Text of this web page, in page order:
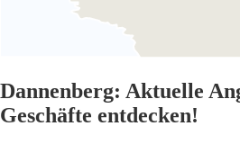
Dannenberg: Aktuelle
Geschäfte entdecken!